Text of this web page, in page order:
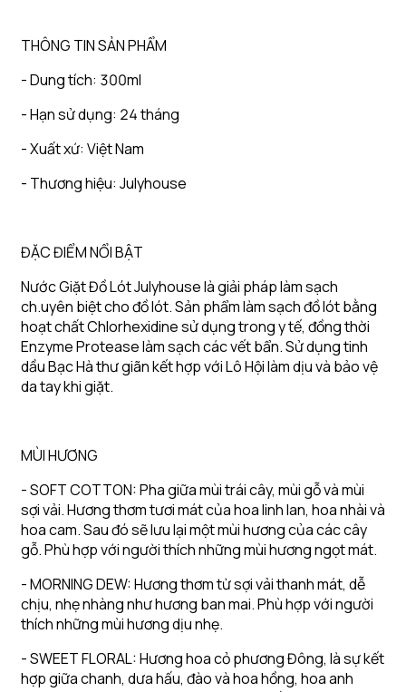
THÔNG TIN SẢN PHẨM
- Dung tích: 300ml ️
- Hạn sử dụng: 24 tháng ️
- Xuất xứ: Việt Nam ️
- Thương hiệu: Julyhouse
ĐẶC ĐIỂM NỔI BẬT
Nước Giặt Đồ Lót Julyhouse là giải pháp làm sạch
ch.uyên biệt cho đồ lót. Sản phẩm làm sạch đồ lót bằng
hoạt chất Chlorhexidine sử dụng trong y tế, đồng thời
Enzyme Protease làm sạch các vết bẩn. Sử dụng tinh
dầu Bạc Hà thư giãn kết hợp với Lô Hội làm dịu và bảo vệ
da tay khi giặt.
MÙI HƯƠNG
- SOFT COTTON: Pha giữa mùi trái cây, mùi gỗ và mùi
sợi vải. Hương thơm tươi mát của hoa linh lan, hoa nhài và
hoa cam. Sau đó sẽ lưu lại một mùi hương của các cây
gỗ. Phù hợp với người thích những mùi hương ngọt mát.
- MORNING DEW: Hương thơm từ sợi vải thanh mát, dễ
chịu, nhẹ nhàng như hương ban mai. Phù hợp với người
thích những mùi hương dịu nhẹ.
- SWEET FLORAL: Hương hoa cỏ phương Đông, là sự kết
hợp giữa chanh, dưa hấu, đào và hoa hồng, hoa anh